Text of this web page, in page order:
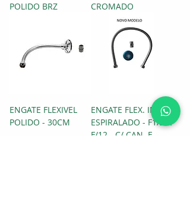
POLIDO BRZ
CROMADO
ENGATE FLEXIVEL
POLIDO - 30CM
ENGATE FLEX. INOX
ESPIRALADO - F1/2 X
F/12 - C/ CAN. E